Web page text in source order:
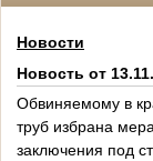
Новости
Новость от
Обвиняемому в
труб избрана
заключения под